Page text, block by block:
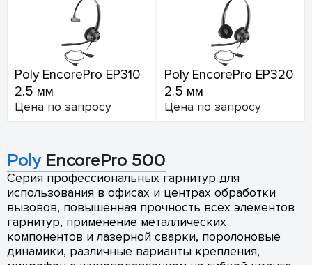
Poly EncorePro EP310
2.5 мм
Цена по запросу
Poly EncorePro EP320
2.5 мм
Цена по запросу
PolyEncorePro 500
Серия профессиональных гарнитур для
использования в офисах и центрах обработки
вызовов, повышенная прочность всех элементов
гарнитур, применение металлических
компонентов и лазерной сварки, поролоновые
динамики, различные варианты крепления,